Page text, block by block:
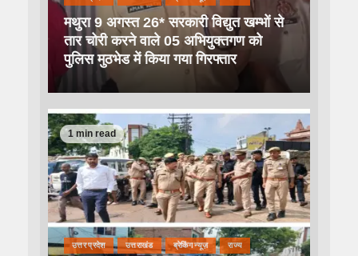
मथुरा 9 अगस्त 26* सरकारी विद्युत खम्भों से
तार चोरी करने वाले 05 अभियुक्तगण को
पुलिस मुठभेड में किया गया गिरफ्तार
1 min read
उत्तर प्रदेश उत्तराखंड ब्रेकिंग न्यूज़ राज्य